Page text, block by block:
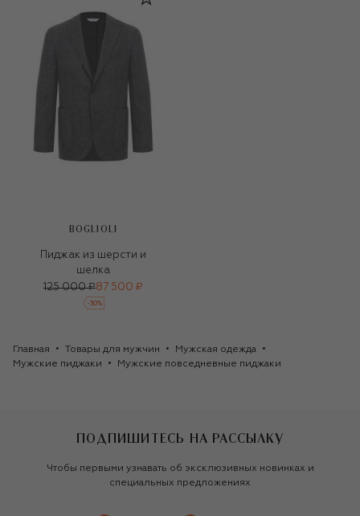
BOGLIOLI
Пиджак из шерсти и
шелка
125 000 ₽87 500 ₽
-30%
Главная Товары для мужчин
Мужская одежда
Мужские пиджаки
Мужские повседневные пиджаки
ПОДПИШИТЕСЬ НА РАССЫЛКУ
Чтобы первыми узнавать об эксклюзивных новинках и
специальных предложениях